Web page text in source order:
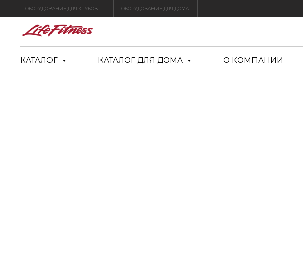
ОБОРУДОВАНИЕ ДЛЯ КЛУБОВ ОБОРУДОВАНИЕ ДЛЯ ДОМА
КАТАЛОГ КАТАЛОГ ДЛЯ ДОМА О КОМПАНИИ